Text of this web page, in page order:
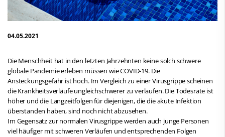
04.05.2021
Die Menschheit hat in den letzten Jahrzehnten keine solch schwere
globale Pandemie erleben müssen wie COVID-19. Die
Ansteckungsgefahr ist hoch. Im Vergleich zu einer Virusgrippe scheinen
die Krankheitsverläufe ungleichschwerer zu verlaufen. Die Todesrate ist
höher und die Langzeitfolgen für diejenigen, die die akute Infektion
überstanden haben, sind noch nicht abzusehen.
Im Gegensatz zur normalen Virusgrippe werden auch junge Personen
viel häufiger mit schweren Verläufen und entsprechenden Folgen